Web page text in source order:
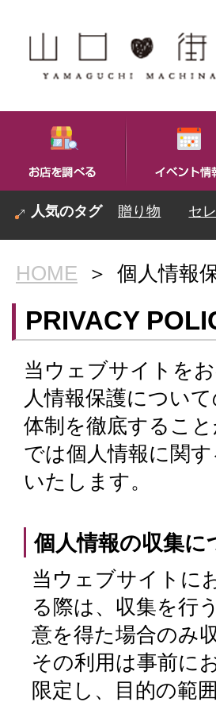
贈り物 セ
HOME ＞ 個人情報
PRIVACY
当ウェブサイトを
人情報保護につい
体制を徹底するこ
では個人情報に関
いたします。
個人情報の収集に
当ウェブサイトに
る際は、収集を行
意を得た場合のみ
その利用は事前に
限定し、目的の範